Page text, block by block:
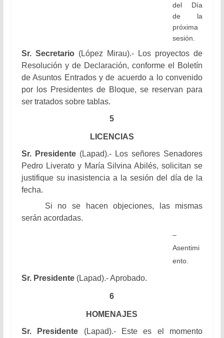
del Día
de la
próxima
sesión.
Sr. Secretario (López Mirau).- Los proyectos de
Resolución y de Declaración, conforme el Boletín
de Asuntos Entrados y de acuerdo a lo convenido
por los Presidentes de Bloque, se reservan para
ser tratados sobre tablas.
5
LICENCIAS
Sr. Presidente(Lapad).- Los señores Senadores
Pedro Liverato y María Silvina Abilés, solicitan se
justifique su inasistencia a la sesión del día de la
fecha.
Si no se hacen objeciones, las mismas
serán acordadas.
–
Asentimi
ento.
Sr. Presidente(Lapad).- Aprobado.
6
HOMENAJES
Sr. Presidente (Lapad).- Este es el momento